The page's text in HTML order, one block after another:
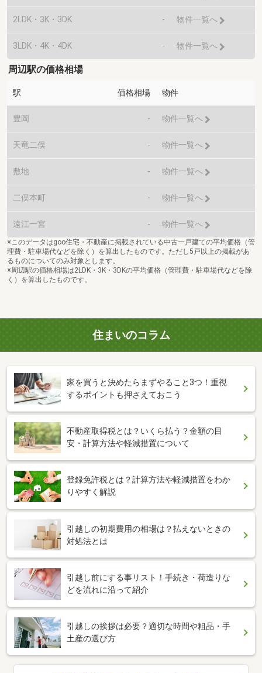
2LDK・3K・3DK - 物件一覧へ
3LDK・4K・4DK - 物件一覧へ
周辺駅の価格相場
駅 価格相場 物件
豊岡 - 物件一覧へ
天竜二俣 - 物件一覧へ
敷地 - 物件一覧へ
二俣本町 - 物件一覧へ
遠江一宮 - 物件一覧へ
※このデータはgoo住宅・不動産に掲載されている中古一戸建ての平均価格（管
理費・駐車場代などを除く）を算出したものです。ただし5戸以上の掲載があ
るものについてのみ対象とします。
※周辺駅の価格相場は2LDK・3K・3DKの平均価格（管理費・駐車場代などを除
く）を算出したものです。
住まいのコラム
家を買うと決めたらまずやること3つ！重視
するポイントも押さえておこう
不動産取得税とは？いくら払う？金額の目
安・計算方法や軽減措置について
登録免許税とは？計算方法や軽減措置をわか
りやすく解説
引越しの初期費用の相場は？払えないときの
対処法とは
引越し前にする事リスト！手続き・荷造りな
どを流れに沿って紹介
引越しの挨拶は必要？適切な時間や粗品・手
土産の選び方